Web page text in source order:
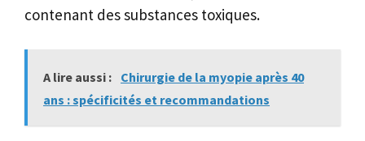
contenant des substances toxiques.
A lire aussi : Chirurgie de la myopie après 40
ans : spécificités et recommandations